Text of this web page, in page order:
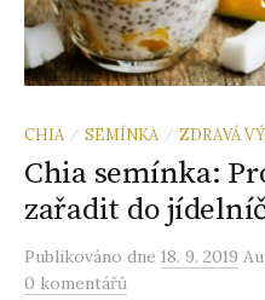
CHIA / SEMÍNKA / ZDRAVÁ
Chia semínka:
zařadit do
Publikováno dne 18. 9. 2019
0 komentářů